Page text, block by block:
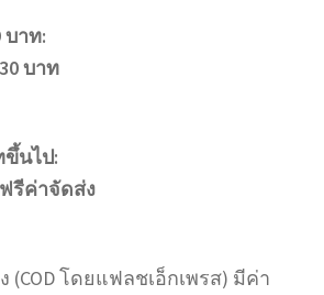
บาท:
30 บาท
ขึ้นไป:
ฟรีค่าจัดส่ง
(COD โดยแฟลชเอ็กเพรส) มีค่า